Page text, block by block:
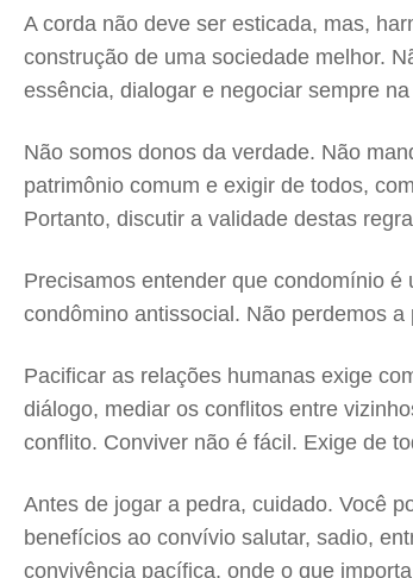
A corda não deve ser esticada, mas,
construção de uma sociedade melhor.
essência, dialogar e negociar sempre
Não somos donos da verdade. Não
patrimônio comum e exigir de todos,
Portanto, discutir a validade destas
Precisamos entender que condomínio
condômino antissocial. Não perdemos
Pacificar as relações humanas exige
diálogo, mediar os conflitos entre
conflito. Conviver não é fácil. Exige de
Antes de jogar a pedra, cuidado. Você
benefícios ao convívio salutar, sadio,
convivência pacífica, onde o que